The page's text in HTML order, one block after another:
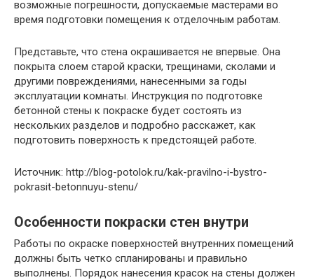
возможные погрешности, допускаемые мастерами во
время подготовки помещения к отделочным работам.
Представьте, что стена окрашивается не впервые. Она
покрыта слоем старой краски, трещинами, сколами и
другими повреждениями, нанесенными за годы
эксплуатации комнаты. Инструкция по подготовке
бетонной стены к покраске будет состоять из
нескольких разделов и подробно расскажет, как
подготовить поверхность к предстоящей работе.
Источник: http://blog-potolok.ru/kak-pravilno-i-bystro-
pokrasit-betonnuyu-stenu/
Особенности покраски стен внутри
Работы по окраске поверхностей внутренних помещений
должны быть четко спланированы и правильно
выполнены. Порядок нанесения красок на стены должен